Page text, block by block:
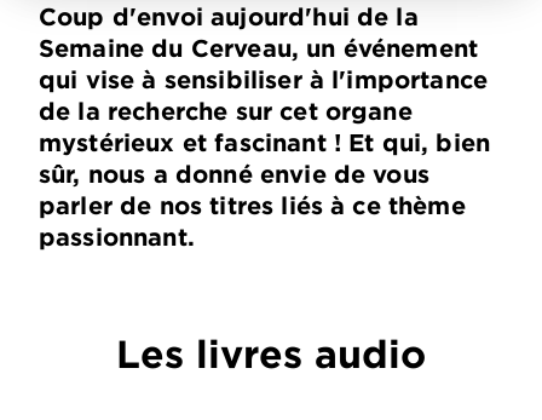
Coup d'envoi aujourd'hui de la
Semaine du Cerveau, un événement
qui vise à sensibiliser à l'importance
de la recherche sur cet organe
mystérieux et fascinant ! Et qui, bien
sûr, nous a donné envie de vous
parler de nos titres liés à ce thème
passionnant.
Les livres audio